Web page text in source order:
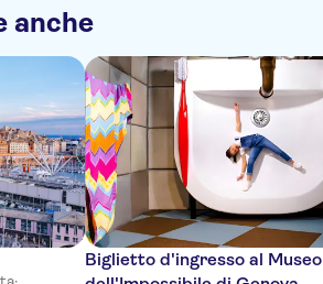
anche
Biglietto d'ingresso al Museo